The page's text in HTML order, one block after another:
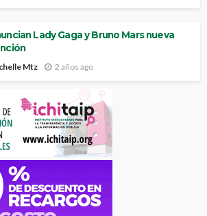
Lady Gaga y Bruno Mars nueva
Mtz 2 años ago